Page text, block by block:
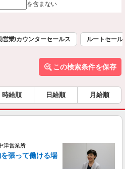
を含まない
営業/カウンターセールス ルートセール
この検索条件を保存
時給順 日給順 月給順
津営業所
を張って働ける場